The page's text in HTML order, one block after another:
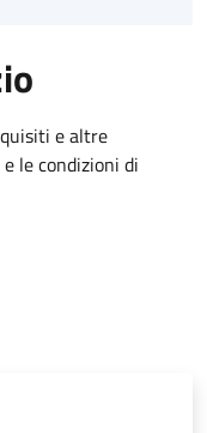
e altre
le condizioni di